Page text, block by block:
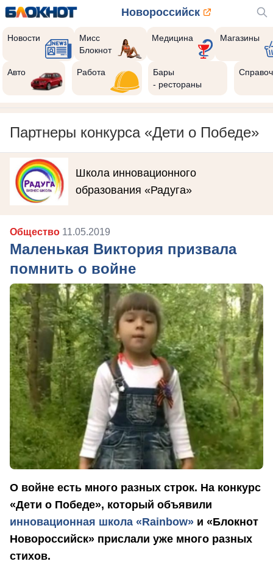
Новороссийск
Новости
Мисс
Блокнот
Медицина Магазины
Авто Работа
Бары
- рестораны
Партнеры конкурса «Дети о Победе»
Школа инновационного
образования «Радуга»
Общество 11.05.2019
Маленькая Виктория призвала
помнить о войне
О войне есть много разных строк. На конкурс
«Дети о Победе», который объявили
инновационная школа «Rainbow» и «Блокнот
Новороссийск» прислали уже много разных
стихов.